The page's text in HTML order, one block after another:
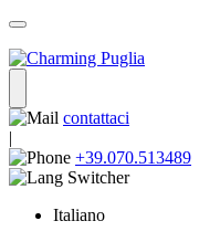
contattaci
|
+39.070.513489
Italiano